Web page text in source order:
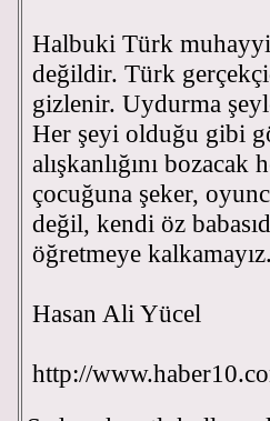
Halbuki Türk
değildir. Türk
gizlenir. Uydurma
Her şeyi olduğu gibi
alışkanlığını bozacak
çocuğuna şeker,
değil, kendi öz
öğretmeye
Hasan Ali Yücel
http://